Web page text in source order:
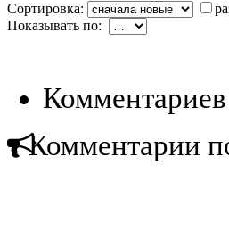
Сортировка:
Показывать по:
Комментарии